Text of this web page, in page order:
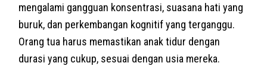
mengalami gangguan konsentrasi, suasana hati yang
buruk, dan perkembangan kognitif yang terganggu.
Orang tua harus memastikan anak tidur dengan
durasi yang cukup, sesuai dengan usia mereka.